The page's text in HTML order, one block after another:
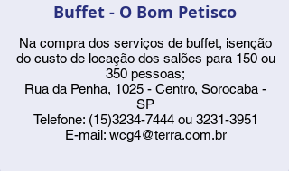
Buffet - O Bom Petisco
Na compra dos serviços de buffet, isenção
do custo de locação dos salões para 150 ou
350 pessoas;
Rua da Penha, 1025 - Centro, Sorocaba -
SP
Telefone: (15)3234-7444ou 3231-3951
E-mail: wcg4@terra.com.br